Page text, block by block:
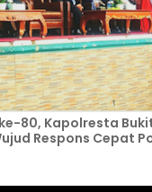
80, Kapolresta
Respons Cepat